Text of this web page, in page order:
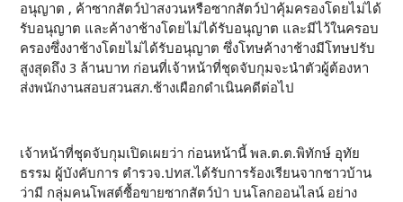
อนุญาต , ค้าซากสัตว์ป่าสงวนหรือซากสัตว์ป่าคุ้มครองโดยไม่ได้
รับอนุญาต และค้างาช้างโดยไม่ได้รับอนุญาต และมีไว้ในครอบ
ครองซึ่งงาช้างโดยไม่ได้รับอนุญาต ซึ่งโทษค้างาช้างมีโทษปรับ
สูงสุดถึง 3 ล้านบาท ก่อนที่เจ้าหน้าที่ชุดจับกุมจะนำตัวผู้ต้องหา
ส่งพนักงานสอบสวนสภ.ช้างเผือกดำเนินคดีต่อไป
เจ้าหน้าที่ชุดจับกุมเปิดเผยว่า ก่อนหน้านี้ พล.ต.ต.พิทักษ์ อุทัย
ธรรม ผู้บังคับการ ตำรวจ.ปทส.ได้รับการร้องเรียนจากชาวบ้าน
ว่ามี กลุ่มคนโพสต์ซื้อขายซากสัตว์ป่า บนโลกออนไลน์ อย่าง